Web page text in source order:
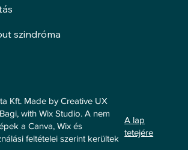
Kft. Made by Creative UX
with Wix Studio. A nem
a Canva, Wix és
feltételei szerint kerültek
A lap
tetejére
szindróma